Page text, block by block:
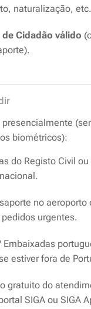
naturalização, etc.
de Cidadão válido
presencialmente
biométricos):
do Registo Civil
no aeroporto
urgentes.
Embaixadas
estiver fora de
gratuito do
SIGA ou SIGA